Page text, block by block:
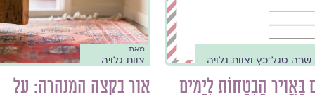
שרה סגל־כץ וצוות גלויה
בָּאֲוִיר הַבְטָחוֹת לְיָמִים
מאת
צוות גלויה
אור בקצה המנהרה: על